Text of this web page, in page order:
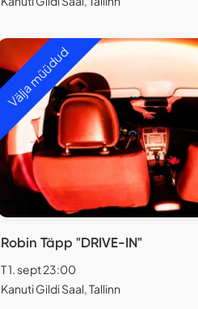
Välja müüdud
Robin Täpp "DRIVE-IN"
T 1. sept 23:00
Kanuti Gildi Saal, Tallinn